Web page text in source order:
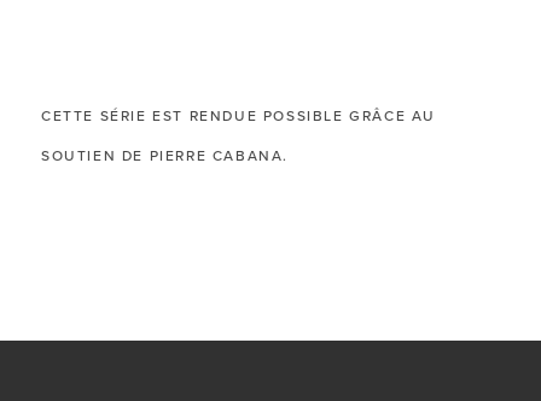
CETTE SÉRIE EST RENDUE POSSIBLE GRÂCE AU
SOUTIEN DE PIERRE CABANA.